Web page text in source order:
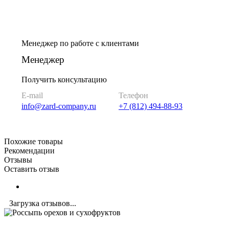
Менеджер по работе с клиентами
Менеджер
Получить консультацию
E-mail
info@zard-company.ru
Телефон
+7 (812) 494-88-93
Похожие товары
Рекомендации
Отзывы
Оставить отзыв
Загрузка отзывов...